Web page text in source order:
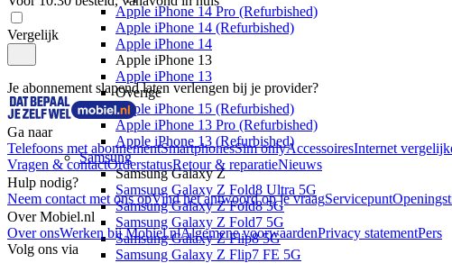
Apple iPhone 14 Pro (Refurbished)
Apple iPhone 14 (Refurbished)
Apple iPhone 14
Apple iPhone 13
Apple iPhone 13
Overige
Apple iPhone 15 (Refurbished)
Apple iPhone 13 Pro (Refurbished)
Apple iPhone 13 (Refurbished)
Samsung
Samsung Galaxy Z
Samsung Galaxy Z Fold8 Ultra 5G
Samsung Galaxy Z Fold8 5G
Samsung Galaxy Z Fold7 5G
Samsung Galaxy Z Flip8 5G
Samsung Galaxy Z Flip7 FE 5G
Vergelijk
Je abonnement slapend laten verlengen bij je provider?
Ga naar
Telefoons met abonnementSmartphonesSim onlyAccessoiresInternet
Vragen & contactOrderstatusRetour & reparatieNieuws
Hulp nodig?
Neem contact met ons opVind het antwoord op je vraagServicepunt
Over Mobiel.nl
Over onsWerken bij Mobiel.nlAlgemene voorwaardenPrivacy statementPers
Volg ons via